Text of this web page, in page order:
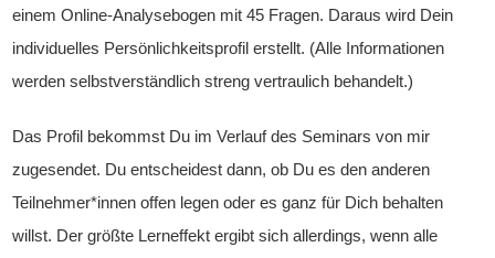
einem Online-Analysebogen mit 45 Fragen. Daraus wird Dein
individuelles Persönlichkeitsprofil erstellt. (Alle Informationen
werden selbstverständlich streng vertraulich behandelt.)
Das Profil bekommst Du im Verlauf des Seminars von mir
zugesendet. Du entscheidest dann, ob Du es den anderen
Teilnehmer*innen offen legen oder es ganz für Dich behalten
willst. Der größte Lerneffekt ergibt sich allerdings, wenn alle